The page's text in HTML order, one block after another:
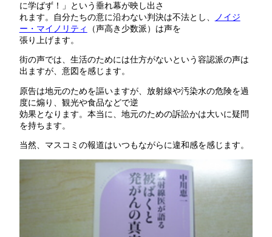
に学ばず！」という垂れ幕が映し出さ
れます。自分たちの意に沿わない判決は不法とし、
ノイジ
ー・マイノリティ
（声高き少数派）は声を
張り上げます。
街の声では、生活のためには仕方がないという容認派の声は
出ますが、意図を感じます。
原告は地元のためを謳いますが、放射線や汚染水の危険を過
度に煽り、観光や食品などで逆
効果となります。本当に、地元のための訴訟かは大いに疑問
を持ちます。
当然、マスコミの報道はいつもながらに違和感を感じます。